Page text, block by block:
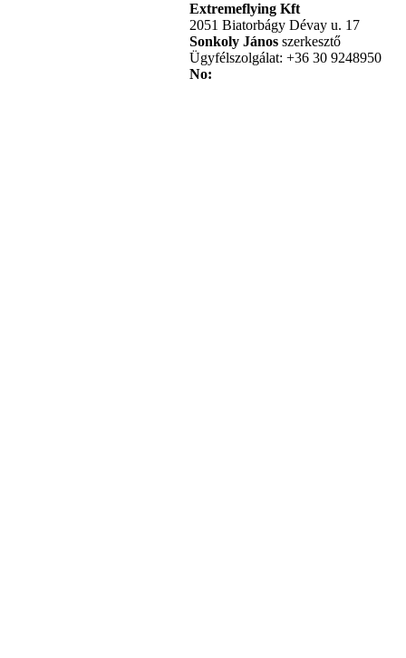
Extremeflying Kft
2051 Biatorbágy Dévay u. 17
Sonkoly János szerkesztő
Ügyfélszolgálat: +36 30 9248950
No: